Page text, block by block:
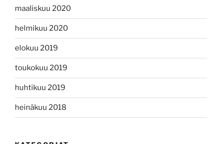
maaliskuu 2020
helmikuu 2020
elokuu 2019
toukokuu 2019
huhtikuu 2019
heinäkuu 2018